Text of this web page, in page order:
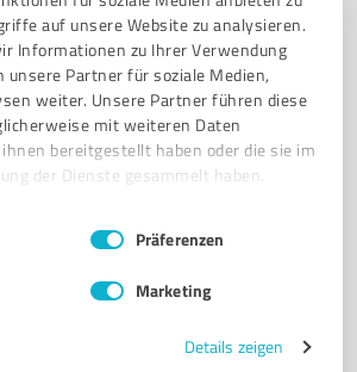
auf unsere Website zu analysieren.
Informationen zu Ihrer Verwendung
unsere Partner für soziale Medien,
weiter. Unsere Partner führen diese
mit weiteren Daten
bereitgestellt haben oder die sie im
der Dienste gesammelt haben.
Präferenzen
Marketing
Details zeigen
RÜSTUNG TECHNOLOGIE
WEHRTECHNISCHE INDUSTRIE PUBLIKATIONEN
TAMM MEDIA
21, 53173 Bonn
info@mittler-report.de
5,00 / 5,00
(1 Quelle)